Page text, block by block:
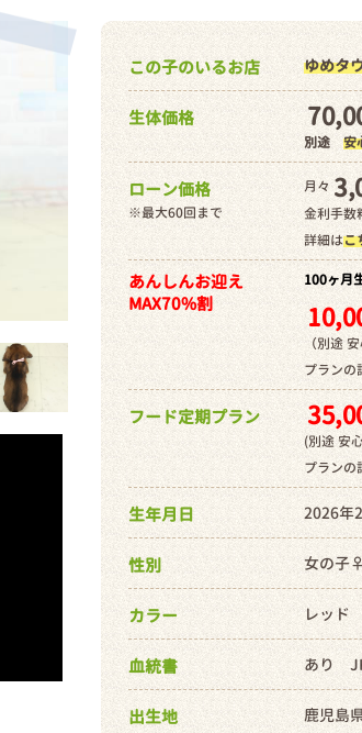
この子のいるお店 ゆめタ
生体価格
別途 安
ローン価格
※最大60回まで
月々
金利手数
詳細はこ
あんしんお迎え
MAX70%割
100ヶ月
（別途
プランの
フード定期プラン
(別途 安
プランの
生年月日 2026年
性別 女の子
カラー レッド
血統書 あり
出生地 鹿児島